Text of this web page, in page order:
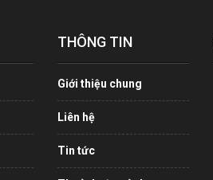
THÔNG TIN
Giới thiệu chung
Liên hệ
Tin tức